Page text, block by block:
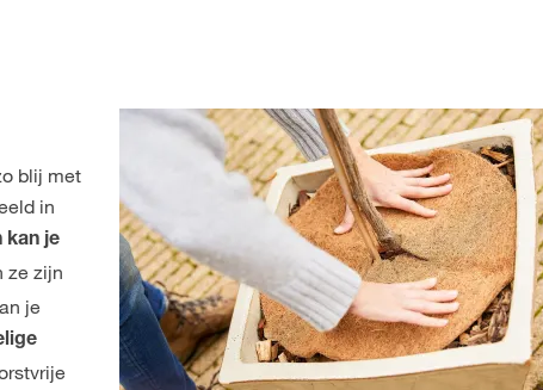
blij met
in
kan je
ze zijn
je